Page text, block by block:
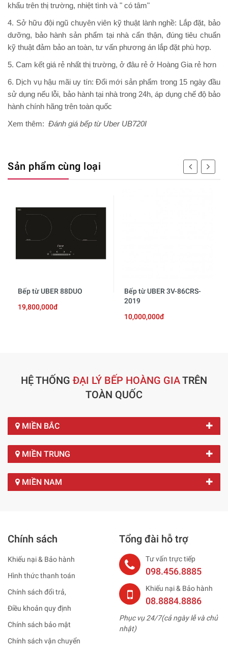
khẩu trên thị trường, nhiệt tình và " có tâm"
4. Sở hữu đội ngũ chuyên viên kỹ thuật lành nghề: Lắp đặt, bảo
dưỡng, bảo hành sản phẩm tại nhà cẩn thận, đúng tiêu chuẩn
kỹ thuật đảm bảo an toàn, tư vấn phương án lắp đặt phù hợp.
5. Cam kết giá rẻ nhất thị trường, ở đâu rẻ ở Hoàng Gia rẻ hơn
6. Dịch vụ hậu mãi uy tín: Đổi mới sản phẩm trong 15 ngày đầu
sử dụng nếu lỗi, bảo hành tại nhà trong 24h, áp dụng chế độ bảo
hành chính hãng trên toàn quốc
Xem thêm: Đánh giá bếp từ Uber UB720I
Sản phẩm cùng loại
Bếp từ UBER 88DUO
19,800,000đ
Bếp từ UBER 3V-86CRS-
2019
10,000,000đ
HỆ THỐNG ĐẠI LÝ BẾP HOÀNG GIATRÊN
TOÀN QUỐC
MIỀN BẮC
MIỀN TRUNG
MIỀN NAM
Chính sách
Khiếu nại & Bảo hành
Hình thức thanh toán
Chính sách đổi trả,
Điều khoản quy định
Chính sách bảo mật
Chính sách vận chuyển
Tổng đài hỗ trợ
Tư vấn trực tiếp
098.456.8885
Khiếu nại & Bảo hành
08.8884.8886
Phục vụ 24/7(cả ngày lễ và chủ
nhật)